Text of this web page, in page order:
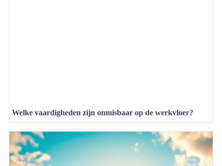
Welke vaardigheden zijn onmisbaar op de werkvloer?